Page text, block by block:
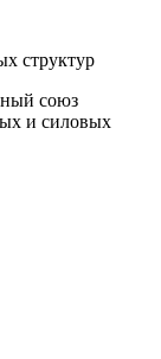
структур
союз
и силовых